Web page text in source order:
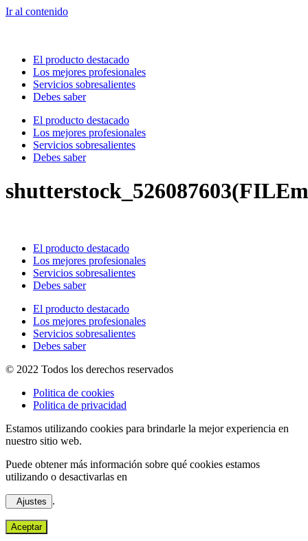
Ir al contenido
El producto destacado
Los mejores profesionales
Servicios sobresalientes
Debes saber
El producto destacado
Los mejores profesionales
Servicios sobresalientes
Debes saber
El producto destacado
Los mejores profesionales
Servicios sobresalientes
Debes saber
El producto destacado
Los mejores profesionales
Servicios sobresalientes
Debes saber
© 2022 Todos los derechos reservados
Politica de cookies
Politica de privacidad
Estamos utilizando cookies para brindarle la mejor experiencia en
nuestro sitio web.
Puede obtener más información sobre qué cookies estamos
utilizando o desactivarlas en
Ajustes .
Aceptar